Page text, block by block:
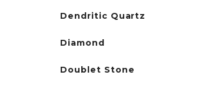
Dendritic Quartz
Diamond
Doublet Stone